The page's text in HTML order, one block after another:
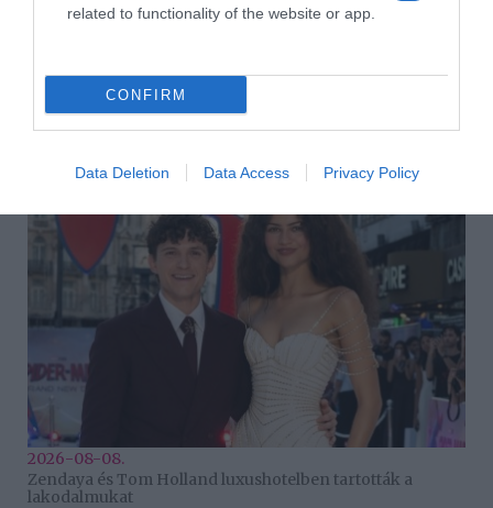
related to functionality of the website or app.
CONFIRM
Data Deletion Data Access Privacy Policy
2026-08-08.
Takácsatka elleni védekezés kánikulában: így mentheted
2026-08-08.
Zendaya és Tom Holland luxushotelben tartották a
lakodalmukat